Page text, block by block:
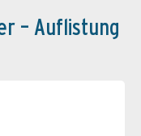
– Auflistung